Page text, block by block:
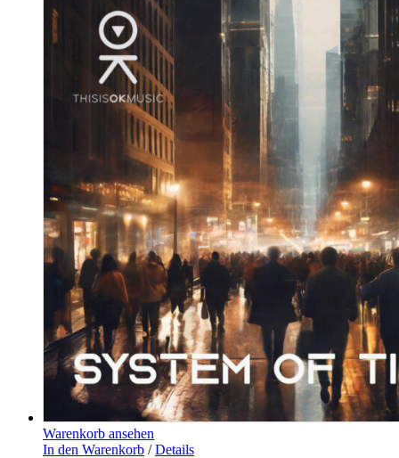
Warenkorb ansehen
In den Warenkorb / Details